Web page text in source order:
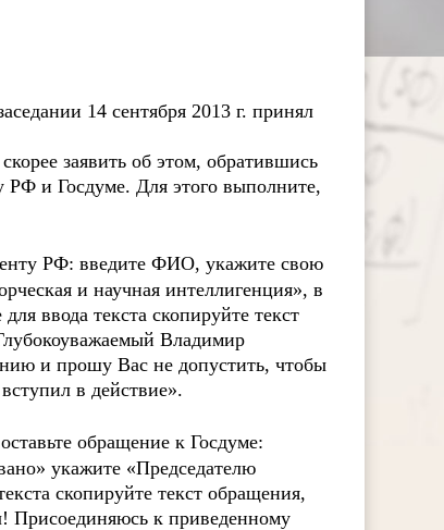
14 сентября 2013 г. принял
заявить об этом, обратившись
РФ и Госдуме. Для этого выполните,
РФ: введите ФИО, укажите свою
и научная интеллигенция», в
ввода текста скопируйте текст
Владимир
и прошу Вас не допустить, чтобы
в действие».
оставьте обращение к Госдуме:
укажите «Председателю
скопируйте текст обращения,
Присоединяюсь к приведенному